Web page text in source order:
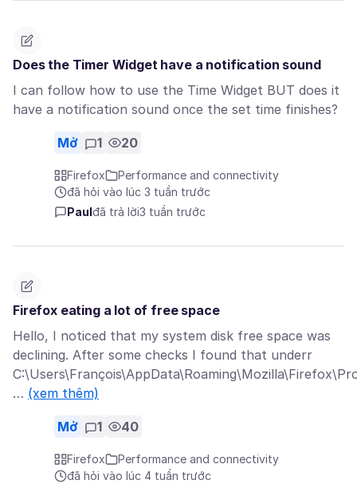
Does the Timer Widget have a notification sound
I can follow how to use the Time Widget BUT does it
have a notification sound once the set time finishes?
Mở 1 20
Firefox
Performance and connectivity
đã hỏi vào lúc 3 tuần trước
Paul đã trả lời3 tuần trước
Firefox eating a lot of free space
Hello, I noticed that my system disk free space was
declining. After some checks I found that underr
… (xem thêm)
Mở 1 40
Firefox
Performance and connectivity
đã hỏi vào lúc 4 tuần trước